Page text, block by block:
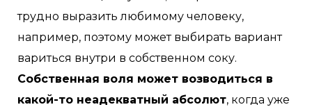
трудно выразить любимому человеку,
например, поэтому может выбирать вариант
вариться внутри в собственном соку.
Собственная воля может возводиться в
какой-то неадекватный абсолют, когда уже